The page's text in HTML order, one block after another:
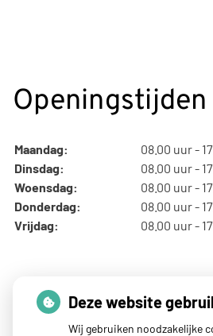
Openingstijden
Maandag:
08.00 uur -
Dinsdag:
08.00 uur -
Woensdag:
08.00 uur -
Donderdag:
08.00 uur -
Vrijdag:
08.00 uur -
Thuisarts
Deze website
Wij gebruiken noodzakelijke